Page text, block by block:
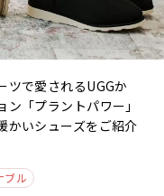
ツで愛されるUGGか
「プラントパワー」
かいシューズをご紹介
ブル